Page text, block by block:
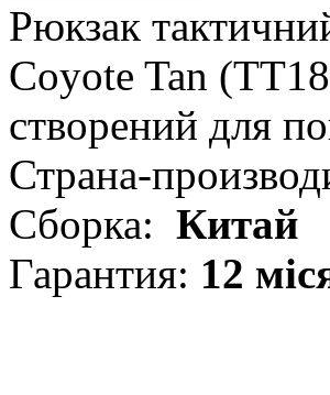
Рюкзак
Coyote Tan
cтворений для
Страна-
Сборка: Китай
Гарантия: 12